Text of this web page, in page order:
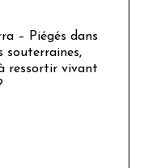
– Piégés dans
souterraines,
ressortir vivant